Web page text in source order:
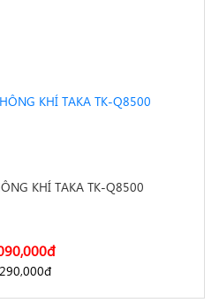
may-lam-mat-khong-khi-taka-tk-
KHÍ TAKA TK-Q8500
đ
đ